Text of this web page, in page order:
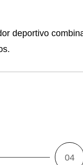
deportivo